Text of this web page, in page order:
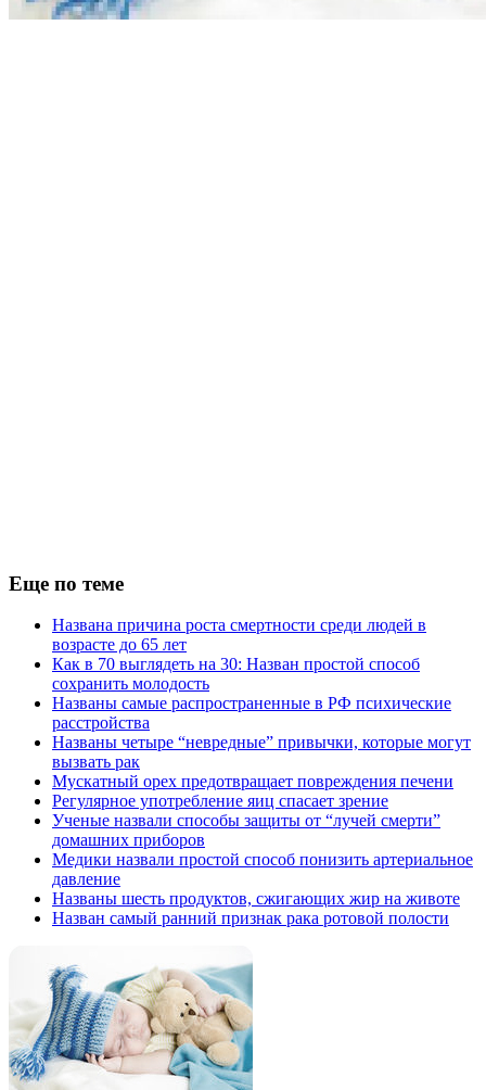
Еще по теме
Названа причина роста смертности среди людей в
возрасте до 65 лет
Как в 70 выглядеть на 30: Назван простой способ
сохранить молодость
Названы самые распространенные в РФ психические
расстройства
Названы четыре “невредные” привычки, которые могут
вызвать рак
Мускатный орех предотвращает повреждения печени
Регулярное употребление яиц спасает зрение
Ученые назвали способы защиты от “лучей смерти”
домашних приборов
Медики назвали простой способ понизить артериальное
давление
Названы шесть продуктов, сжигающих жир на животе
Назван самый ранний признак рака ротовой полости